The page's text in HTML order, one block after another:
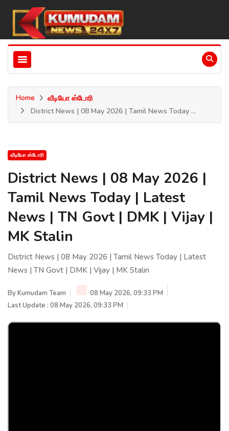
Home
வீடியோ ஸ்டோரி
District News | 08 May 2026 | Tamil News Today ...
வீடியோ ஸ்டோரி
District News | 08 May 2026 |
Tamil News Today | Latest
News | TN Govt | DMK | Vijay |
MK Stalin
District News | 08 May 2026 | Tamil News Today | Latest
News | TN Govt | DMK | Vijay | MK Stalin
ByKumudam Team
08 May 2026, 09:33 PM
Last Update : 08 May 2026, 09:33 PM